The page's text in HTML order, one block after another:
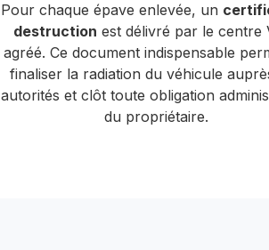
Pour chaque épave enlevée, un
destruction est délivré par le centre
agréé. Ce document indispensable
finaliser la radiation du véhicule
autorités et clôt toute obligation
du propriétaire.